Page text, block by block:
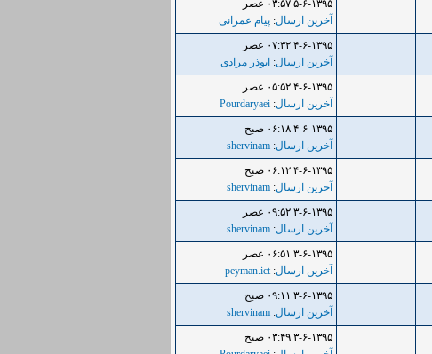
۵-۶-۱۳۹۵ ۰۳:۵۷ عصر
آخرین ارسال: پیام عمرانی
۴-۶-۱۳۹۵ ۰۷:۳۲ عصر
آخرین ارسال: ابوذر مرادی
۴-۶-۱۳۹۵ ۰۵:۵۲ عصر
آخرین ارسال:
Pourdaryaei
۴-۶-۱۳۹۵ ۰۶:۱۸ صبح
آخرین ارسال:
shervinam
۴-۶-۱۳۹۵ ۰۶:۱۲ صبح
آخرین ارسال:
shervinam
۳-۶-۱۳۹۵ ۰۹:۵۲ عصر
آخرین ارسال:
shervinam
۳-۶-۱۳۹۵ ۰۶:۵۱ عصر
آخرین ارسال:
peyman.ict
۳-۶-۱۳۹۵ ۰۹:۱۱ صبح
آخرین ارسال:
shervinam
۳-۶-۱۳۹۵ ۰۳:۴۹ صبح